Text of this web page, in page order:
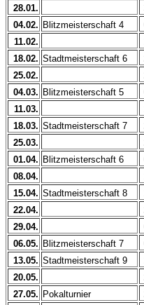
28.01.
04.02. Blitzmeisterschaft 4
11.02.
18.02. Stadtmeisterschaft 6
25.02.
04.03. Blitzmeisterschaft 5
11.03.
18.03. Stadtmeisterschaft 7
25.03.
01.04. Blitzmeisterschaft 6
08.04.
15.04. Stadtmeisterschaft 8
22.04.
29.04.
06.05. Blitzmeisterschaft 7
13.05. Stadtmeisterschaft 9
20.05.
27.05. Pokalturnier